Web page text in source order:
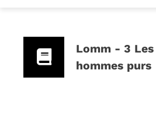
Lomm - 3
hommes purs